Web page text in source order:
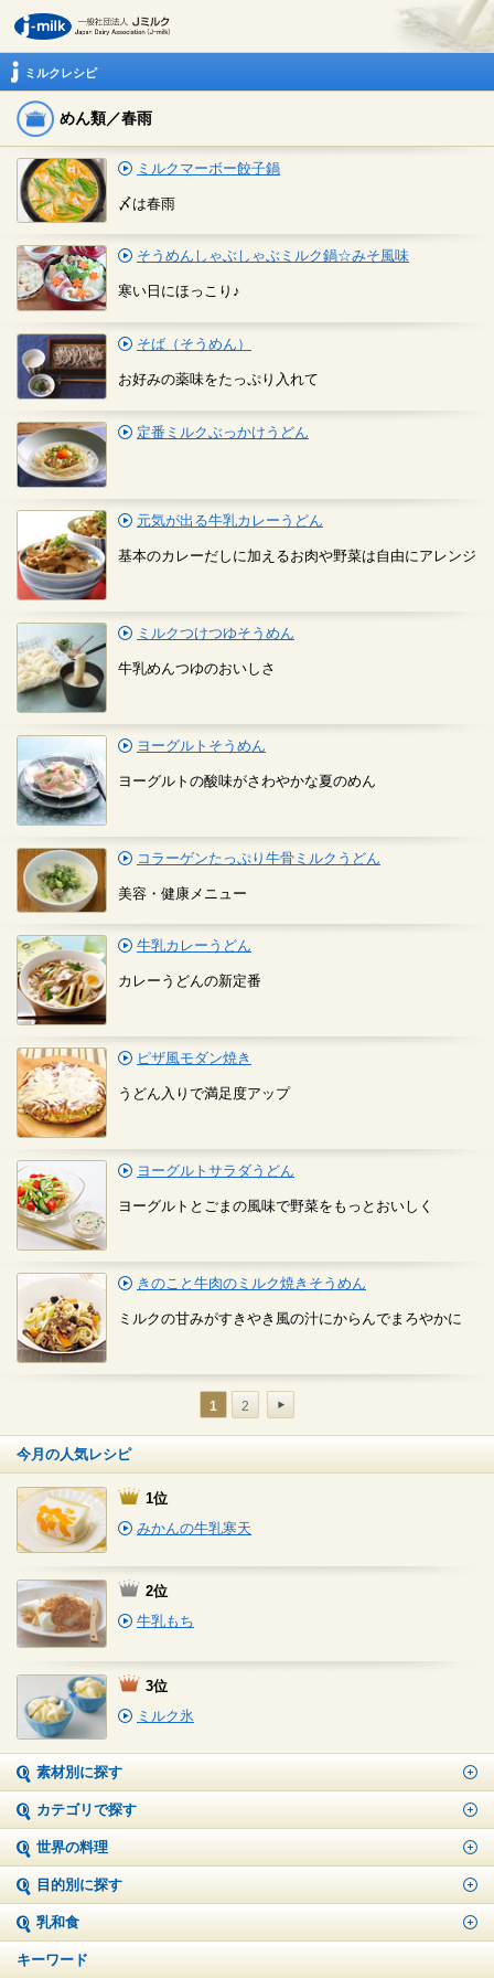
ミルクレシピ
めん類／春雨
ミルクマーボー餃子鍋
〆は春雨
そうめんしゃぶしゃぶミルク鍋☆みそ風味
寒い日にほっこり♪
そば（そうめん）
お好みの薬味をたっぷり入れて
定番ミルクぶっかけうどん
元気が出る牛乳カレーうどん
基本のカレーだしに加えるお肉や野菜は自由にアレンジ
ミルクつけつゆそうめん
牛乳めんつゆのおいしさ
ヨーグルトそうめん
ヨーグルトの酸味がさわやかな夏のめん
コラーゲンたっぷり牛骨ミルクうどん
美容・健康メニュー
牛乳カレーうどん
カレーうどんの新定番
ピザ風モダン焼き
うどん入りで満足度アップ
ヨーグルトサラダうどん
ヨーグルトとごまの風味で野菜をもっとおいしく
きのこと牛肉のミルク焼きそうめん
ミルクの甘みがすきやき風の汁にからんでまろやかに
1 2
今月の人気レシピ
1位
みかんの牛乳寒天
2位
牛乳もち
3位
ミルク氷
素材別に探す
カテゴリで探す
世界の料理
目的別に探す
乳和食
キーワード